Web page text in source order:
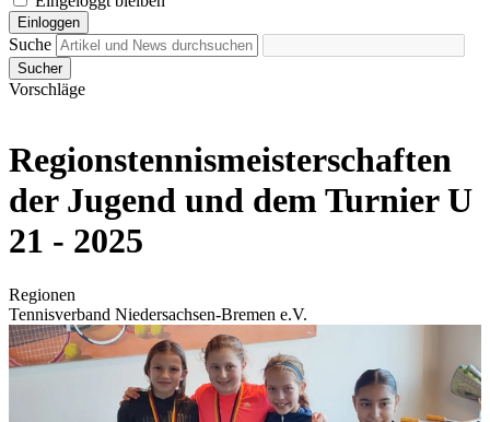
Einloggen
Suche
Sucher
Vorschläge
Regionstennismeisterschaften
der Jugend und dem Turnier U
21 - 2025
Regionen
Tennisverband Niedersachsen-Bremen e.V.